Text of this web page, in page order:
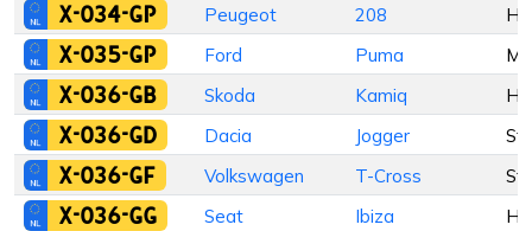
X-034-GP Peugeot 208
X-035-GP Ford Puma
X-036-GB Skoda Kamiq
X-036-GD Dacia Jogger
X-036-GF Volkswagen T-Cross
X-036-GG Seat Ibiza